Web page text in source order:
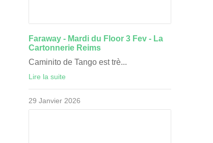
Faraway - Mardi du Floor 3 Fev - La
Cartonnerie Reims
Caminito de Tango est trè...
Lire la suite
29 Janvier 2026